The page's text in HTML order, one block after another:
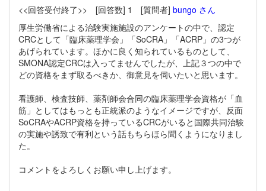
<<回答受付終了>> [回答数] 1 [質問者] bungo さん
厚生労働省による治験実施施設のアンケートの中で、認定
CRCとして「臨床薬理学会」「SoCRA」「ACRP」の3つが
あげられています。ほかに良く知られているものとして、
SMONA認定CRCは入ってませんでしたが、上記３つの中で
どの資格をまず取るべきか、御意見を伺いたいと思います。
看護師、検査技師、薬剤師会合同の臨床薬理学会資格が「血
筋」としてはもっとも正統派のようなイメージですが、反面
SoCRAやACRP資格を持っているCRCがいると国際共同治験
の実施や誘致で有利という話もちらほら聞くようになりまし
た。
コメントをよろしくお願い申し上げます。